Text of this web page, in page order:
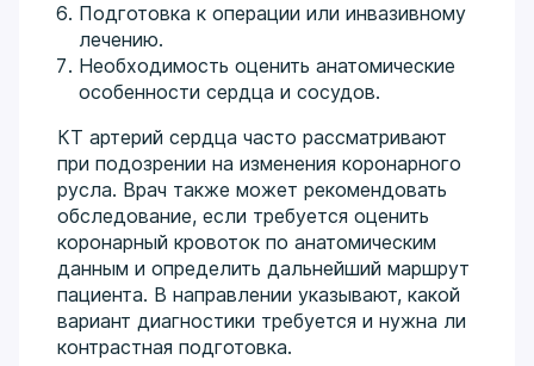
Подготовка к операции или инвазивному
лечению.
Необходимость оценить анатомические
особенности сердца и сосудов.
КТ артерий сердца часто рассматривают
при подозрении на изменения коронарного
русла. Врач также может рекомендовать
обследование, если требуется оценить
коронарный кровоток по анатомическим
данным и определить дальнейший маршрут
пациента. В направлении указывают, какой
вариант диагностики требуется и нужна ли
контрастная подготовка.